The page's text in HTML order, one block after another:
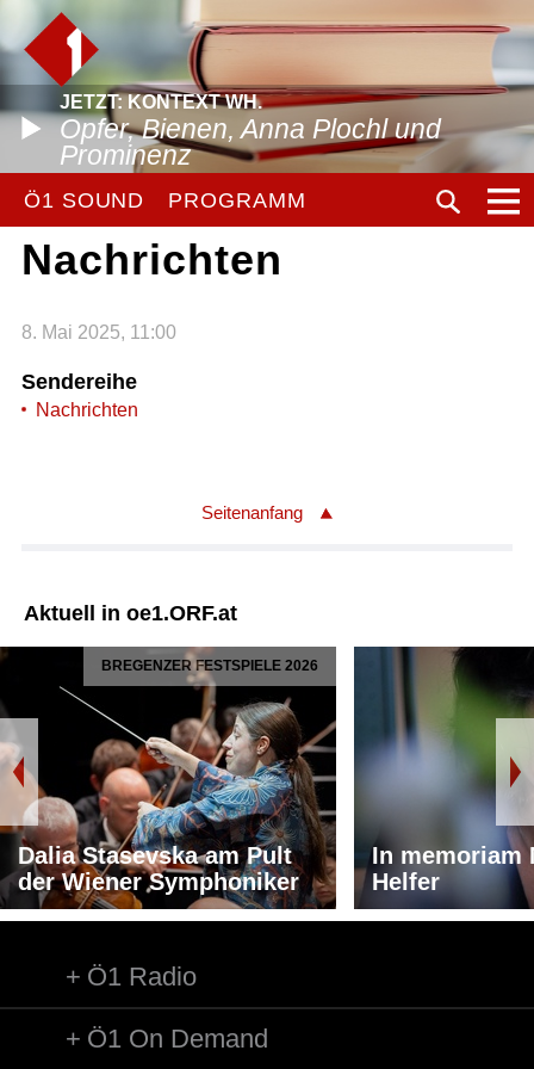
JETZT: KONTEXT WH.
Opfer, Bienen, Anna Plochl und
Prominenz
Ö1 SOUND PROGRAMM
Nachrichten
8. Mai 2025, 11:00
Sendereihe
Nachrichten
Seitenanfang
Aktuell in oe1.ORF.at
BREGENZER FESTSPIELE 2026
Dalia Stasevska am Pult
der Wiener Symphoniker
In memoriam
Helfer
Ö1 Radio
Ö1 On Demand